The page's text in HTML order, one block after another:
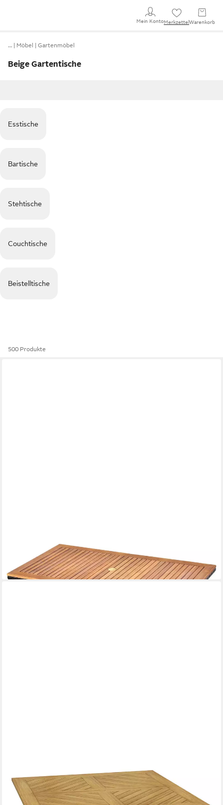
Mein KontoMerkzettel Warenkorb
… Möbel Gartenmöbel
Beige Gartentische
Esstische
Bartische
Stehtische
Couchtische
Beistelltische
500 Produkte
268,99 €
lieferbar - in 3-4 Werktagen bei dir
147,99 € UVP199,99 €
-26%
lieferbar - in 3-4 Werktagen bei dir